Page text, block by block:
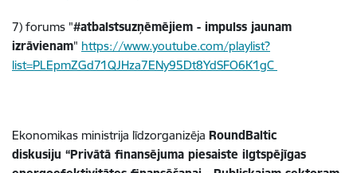
7) forums "#atbalstsuzņēmējiem - impulss jaunam
izrāvienam" https://www.youtube.com/playlist?
list=PLEpmZGd71QJHza7ENy95Dt8YdSFO6K1gC
Ekonomikas ministrija līdzorganizēja RoundBaltic
diskusiju “Privātā finansējuma piesaiste ilgtspējīgas